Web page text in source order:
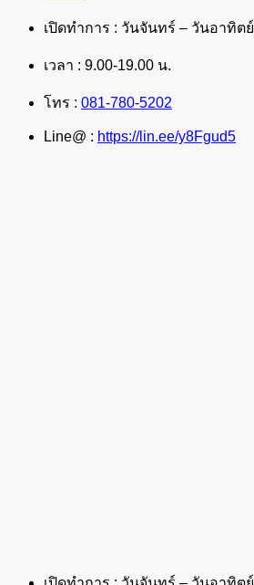
เปิดทำการ : วันจันทร์ – วันอาทิตย์
เวลา : 9.00-19.00 น.
โทร : 081-780-5202
Line@ : https://lin.ee/y8Fgud5